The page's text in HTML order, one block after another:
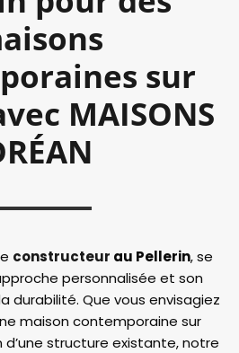
sur
MAISONS
constructeur au Pellerin, se
personnalisée et son
durabilité. Que vous envisagiez
maison contemporaine sur
d’une structure existante, notre